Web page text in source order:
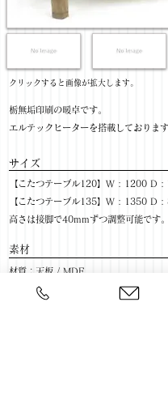
​クリックすると画像が拡大します。
栃無垢印刷の暖卓です。
エルテックヒーターを搭載しております
サイズ
【こたつテーブル120】W : 1200 D
【こたつテーブル135】W : 1350 D
高さは接脚で40mmずつ調整可能です。
​素材
材質：天板 / MDF
脚 / 天然木